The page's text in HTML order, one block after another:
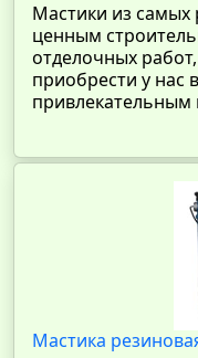
Мастики из самых
ценным
отделочных
приобрести у нас
привлекательным
Мастика